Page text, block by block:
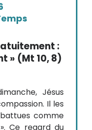
:
» (Mt 10, 8)
Jésus
Il les
comme
Ce regard du